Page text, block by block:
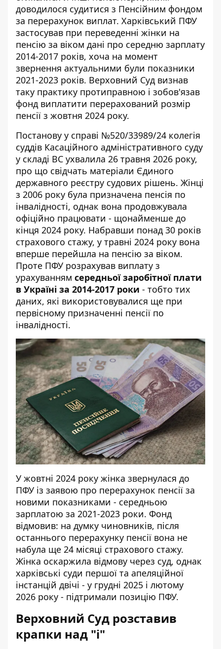
доводилося судитися з Пенсійним фондом
за перерахунок виплат. Харківський ПФУ
застосував при переведенні жінки на
пенсію за віком дані про середню зарплату
2014-2017 років, хоча на момент
звернення актуальними були показники
2021-2023 років. Верховний Суд визнав
таку практику протиправною і зобов'язав
фонд виплатити перерахований розмір
пенсії з жовтня 2024 року.
Постанову у справі №520/33989/24 колегія
суддів Касаційного адміністративного суду
у складі ВС ухвалила 26 травня 2026 року,
про що свідчать матеріали Єдиного
державного реєстру судових рішень. Жінці
з 2006 року була призначена пенсія по
інвалідності, однак вона продовжувала
офіційно працювати - щонайменше до
кінця 2024 року. Набравши понад 30 років
страхового стажу, у травні 2024 року вона
вперше перейшла на пенсію за віком.
Проте ПФУ розрахував виплату з
урахуванням середньої заробітної плати
в Україні за 2014-2017 роки - тобто тих
даних, які використовувалися ще при
первісному призначенні пенсії по
інвалідності.
У жовтні 2024 року жінка звернулася до
ПФУ із заявою про перерахунок пенсії за
новими показниками - середньою
зарплатою за 2021-2023 роки. Фонд
відмовив: на думку чиновників, після
останнього перерахунку пенсії вона не
набула ще 24 місяці страхового стажу.
Жінка оскаржила відмову через суд, однак
харківські суди першої та апеляційної
інстанцій двічі - у грудні 2025 і лютому
2026 року - підтримали позицію ПФУ.
Верховний Суд розставив
крапки над "і"